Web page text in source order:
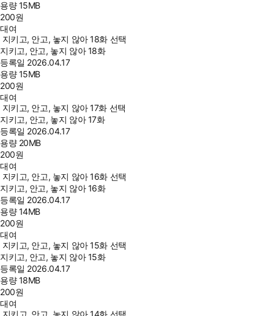
용량15MB
200원
대여
지키고, 안고, 놓지 않아 18화 선택
지키고, 안고, 놓지 않아 18화
등록일 2026.04.17
용량15MB
200원
대여
지키고, 안고, 놓지 않아 17화 선택
지키고, 안고, 놓지 않아 17화
등록일 2026.04.17
용량 20MB
200원
대여
지키고, 안고, 놓지 않아 16화 선택
지키고, 안고, 놓지 않아 16화
등록일 2026.04.17
용량14MB
200원
대여
지키고, 안고, 놓지 않아 15화 선택
지키고, 안고, 놓지 않아 15화
등록일 2026.04.17
용량18MB
200원
대여
지키고, 안고, 놓지 않아 14화 선택